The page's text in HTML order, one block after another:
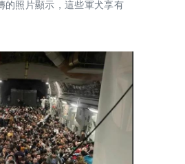
的照片顯示，這些軍犬享有